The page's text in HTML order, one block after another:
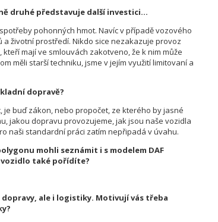
druhé představuje další investici…
pohonných hmot. Navíc v případě vozového
životní prostředí. Nikdo sice nezakazuje provoz
mají ve smlouvách zakotveno, že k nim může
měli starší techniku, jsme v jejím využití limitovaní a
dopravě?
je buď zákon, nebo propočet, ze kterého by jasné
jakou dopravu provozujeme, jak jsou naše vozidla
naši standardní práci zatím nepřipadá v úvahu.
mohli seznámit i s modelem DAF
vozidlo také pořídíte?
ale i logistiky. Motivují vás třeba